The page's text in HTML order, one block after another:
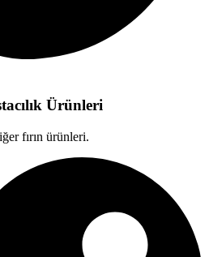
Ürünleri
fırın ürünleri.